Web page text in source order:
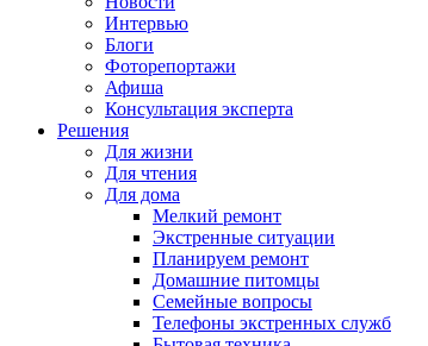
Интервью
Блоги
Фоторепортажи
Афиша
Консультация эксперта
Решения
Для жизни
Для чтения
Для дома
Мелкий ремонт
Экстренные ситуации
Планируем ремонт
Домашние питомцы
Семейные вопросы
Телефоны экстренных служб